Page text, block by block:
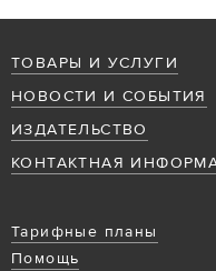
ТОВАРЫ И УСЛУГИ
НОВОСТИ И СОБЫТИЯ
ИЗДАТЕЛЬСТВО
КОНТАКТНАЯ
Тарифные планы
Помощь